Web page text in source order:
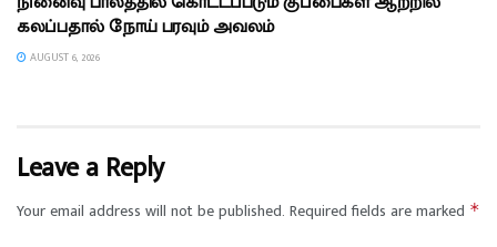
கலப்பதால் நோய் பரவும் அவலம்
AUGUST 6, 2026
Leave a Reply
Your email address will not be published. Required fields are marked *